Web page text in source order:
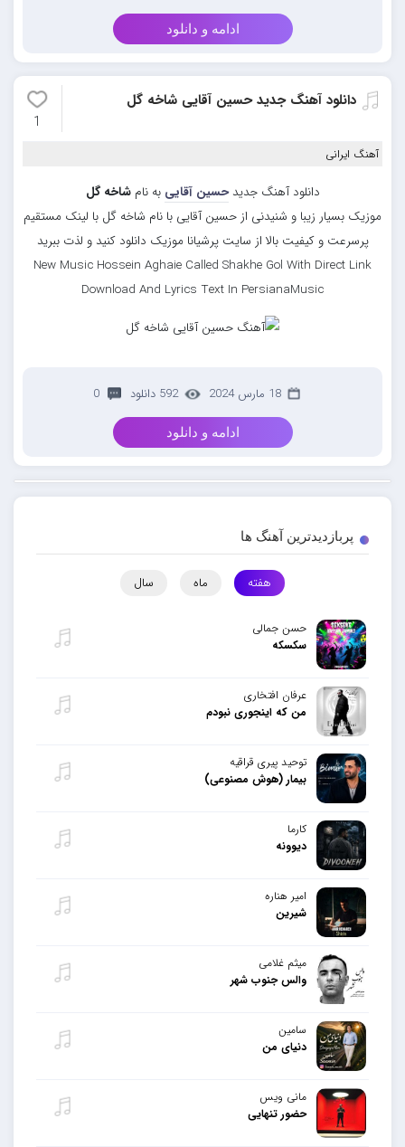
ادامه و دانلود
دانلود آهنگ جدید حسین آقایی شاخه گل
1
آهنگ ایرانی
دانلود آهنگ جدیدحسین آقایی به نامشاخه گل
موزیک بسیار زیبا و شنیدنی از حسین آقایی با نام شاخه گل با لینک مستقیم
پرسرعت و کیفیت بالا از سایت پرشیانا موزیک دانلود کنید و لذت ببرید
New Music Hossein Aghaie Called Shakhe Gol With Direct Link
Download And Lyrics Text In PersianaMusic
18 مارس 2024 592 دانلود 0
ادامه و دانلود
پربازدیدترین آهنگ ها
هفته ماه سال
حسن جمالی
سکسکه
عرفان افتخاری
من که اینجوری نبودم
توحید پیری قراقیه
بیمار (هوش مصنوعی)
کارما
دیوونه
امیر هناره
شیرین
میثم غلامی
والس جنوب شهر
سامین
دنیای من
مانی ویس
حضور تنهایی